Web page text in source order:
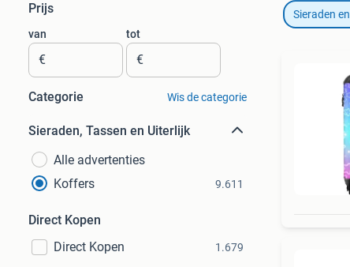
Prijs
van
€
tot
€
Categorie Wis de categorie
Sieraden, Tassen en Uiterlijk
Alle advertenties
Koffers
9.611
Direct Kopen
Direct Kopen
1.679
Sieraden